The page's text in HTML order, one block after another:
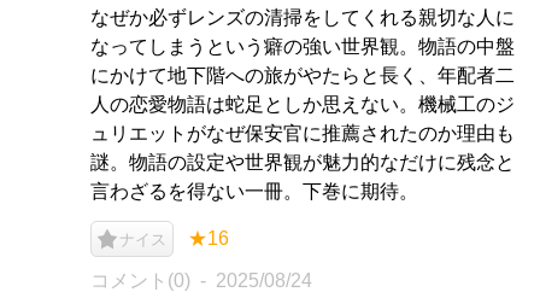
なぜか必ずレンズの清掃をしてくれる親切な人に
なってしまうという癖の強い世界観。物語の中盤
にかけて地下階への旅がやたらと長く、年配者二
人の恋愛物語は蛇足としか思えない。機械工のジ
ュリエットがなぜ保安官に推薦されたのか理由も
謎。物語の設定や世界観が魅力的なだけに残念と
言わざるを得ない一冊。下巻に期待。
ナイス ★16
コメント(0) 2025/08/24